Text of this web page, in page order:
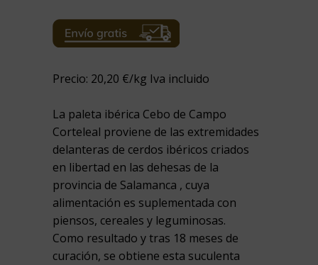
Precio: 20,20 €/kg Iva incluido
La paleta ibérica Cebo de Campo
Corteleal proviene de las extremidades
delanteras de cerdos ibéricos criados
en libertad en las dehesas de la
provincia de Salamanca , cuya
alimentación es suplementada con
piensos, cereales y leguminosas.
Como resultado y tras 18 meses de
curación, se obtiene esta suculenta